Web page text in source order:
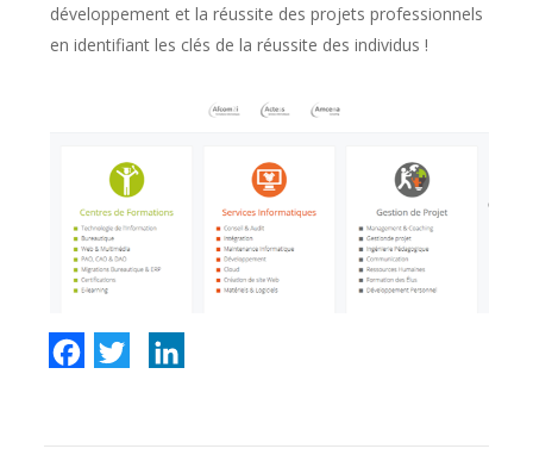
développement et la réussite des projets professionnels
en identifiant les clés de la réussite des individus !
FacebookTwitter